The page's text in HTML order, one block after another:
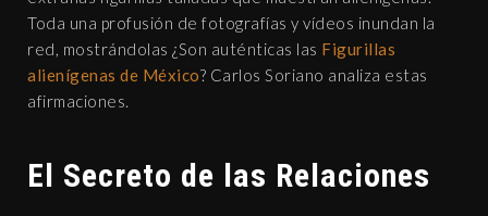
Toda una profusión de fotografías y vídeos inundan la
red, mostrándolas ¿Son auténticas las Figurillas
alienígenas de México? Carlos Soriano analiza estas
afirmaciones.
El Secreto de las Relaciones